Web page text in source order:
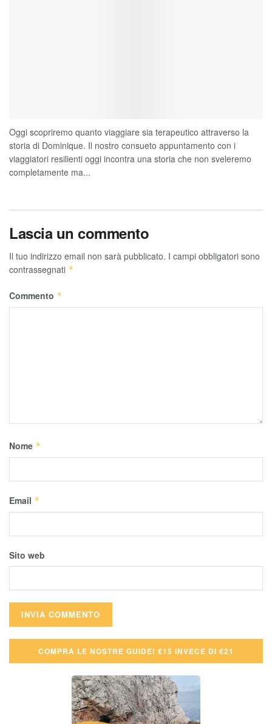
Oggi scopriremo quanto viaggiare sia terapeutico attraverso la
storia di Dominique. Il nostro consueto appuntamento con i
viaggiatori resilienti oggi incontra una storia che non sveleremo
completamente ma...
Lascia un commento
Il tuo indirizzo email non sarà pubblicato. I campi obbligatori sono
contrassegnati *
Commento *
Nome *
Email *
Sito web
COMPRA LE NOSTRE GUIDE! €15 INVECE DI €21